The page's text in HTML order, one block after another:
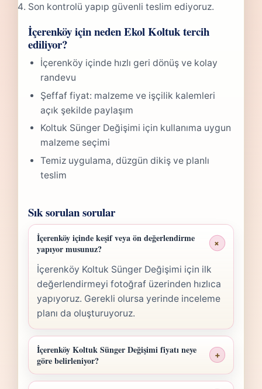
Son kontrolü yapıp güvenli teslim ediyoruz.
İçerenköy için neden Ekol Koltuk tercih
ediliyor?
İçerenköy içinde hızlı geri dönüş ve kolay
randevu
Şeffaf fiyat: malzeme ve işçilik kalemleri
açık şekilde paylaşım
Koltuk Sünger Değişimi için kullanıma uygun
malzeme seçimi
Temiz uygulama, düzgün dikiş ve planlı
teslim
Sık sorulan sorular
İçerenköy içinde keşif veya ön değerlendirme
yapıyor musunuz?
+
İçerenköy Koltuk Sünger Değişimi için ilk
değerlendirmeyi fotoğraf üzerinden hızlıca
yapıyoruz. Gerekli olursa yerinde inceleme
planı da oluşturuyoruz.
İçerenköy Koltuk Sünger Değişimi fiyatı neye
göre belirleniyor?
+
İçerenköy Koltuk Sünger Değişimi fiyatı;